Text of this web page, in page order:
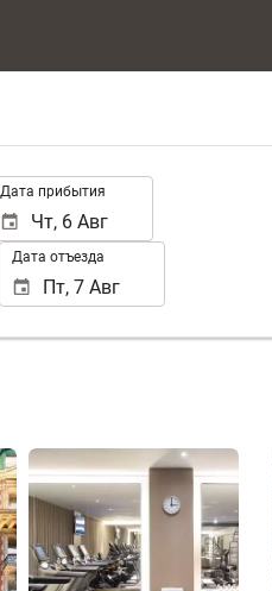
Дата прибытия
Дата отъезда
Смотреть 25 фото